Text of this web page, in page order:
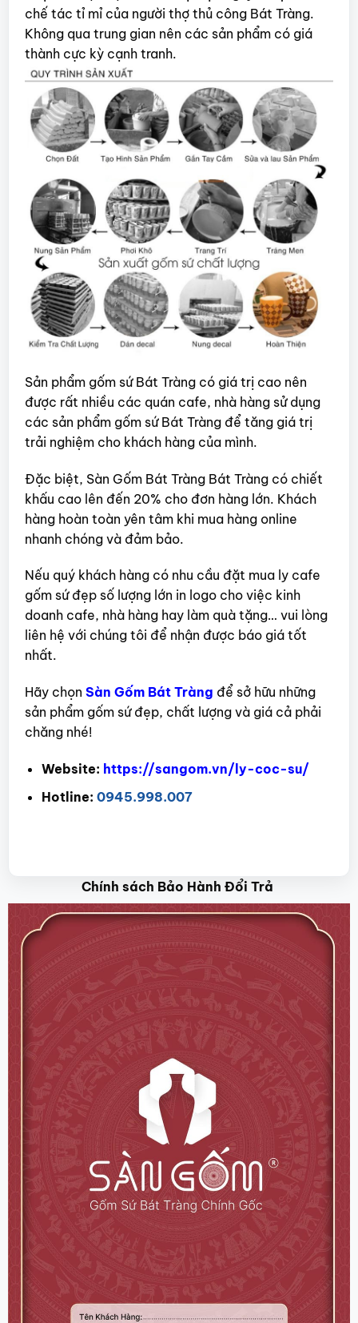
chế tác tỉ mỉ của người thợ thủ công Bát Tràng.
Không qua trung gian nên các sản phẩm có giá
thành cực kỳ cạnh tranh.
Sản phẩm gốm sứ Bát Tràng có giá trị cao nên
được rất nhiều các quán cafe, nhà hàng sử dụng
các sản phẩm gốm sứ Bát Tràng để tăng giá trị
trải nghiệm cho khách hàng của mình.
Đặc biệt, Sàn Gốm Bát Tràng Bát Tràng có chiết
khấu cao lên đến 20% cho đơn hàng lớn. Khách
hàng hoàn toàn yên tâm khi mua hàng online
nhanh chóng và đảm bảo.
Nếu quý khách hàng có nhu cầu đặt mua ly cafe
gốm sứ đẹp số lượng lớn in logo cho việc kinh
doanh cafe, nhà hàng hay làm quà tặng… vui lòng
liên hệ với chúng tôi để nhận được báo giá tốt
nhất.
Hãy chọn Sàn Gốm Bát Tràng để sở hữu những
sản phẩm gốm sứ đẹp, chất lượng và giá cả phải
chăng nhé!
Website: https://sangom.vn/ly-coc-su/
Hotline: 0945.998.007
Chính sách Bảo Hành Đổi Trả